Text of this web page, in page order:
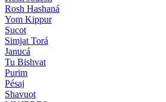
Rosh Hashaná
Yom Kippur
Sucot
Simjat Torá
Janucá
Tu Bishvat
Purim
Pésaj
Shavuot